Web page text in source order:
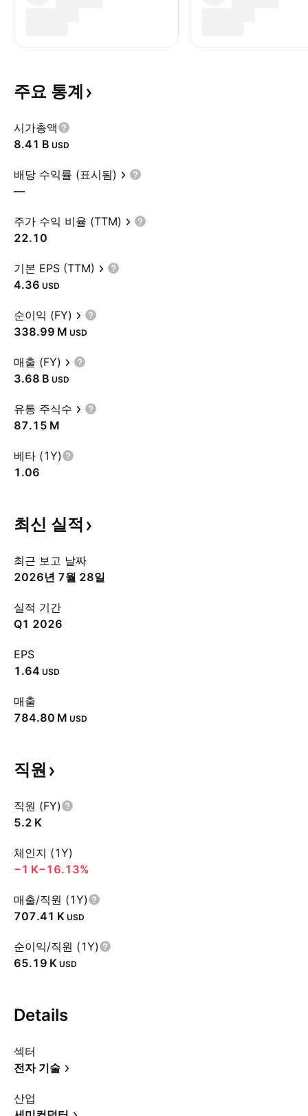
주요 통계
시가총액
‪8.41 B‬ USD
배당 수익률 (표시됨)
—
주가 수익 비율 (TTM)
22.10
기본 EPS (TTM)
4.36 USD
순이익 (FY)
‪338.99 M‬ USD
매출 (FY)
‪3.68 B‬ USD
유통 주식수
‪87.15 M‬
베타 (1Y)
1.06
최신 실적
최근 보고 날짜
2026년 7월 28일
실적 기간
Q1 2026
EPS
1.64 USD
매출
‪784.80 M‬ USD
직원
직원 (FY)
‪5.2 K‬
체인지 (1Y)
‪−1 K‬−16.13%
매출/직원 (1Y)
‪707.41 K‬ USD
순이익/직원 (1Y)
‪65.19 K‬ USD
Details
섹터
전자 기술
산업